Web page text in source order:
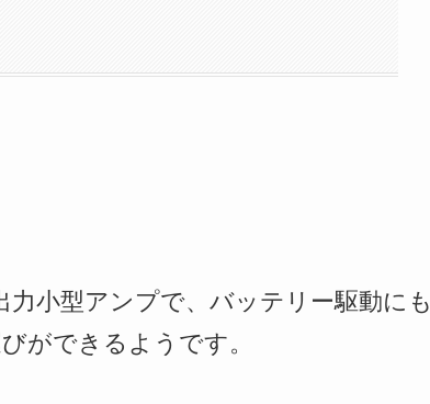
小型アンプで、バッテリー駆動にも
ができるようです。